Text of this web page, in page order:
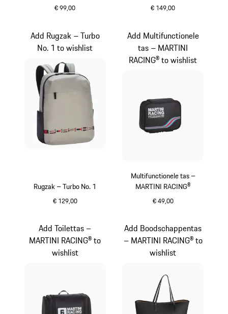
€ 99,00 € 149,00
Rugzak – Turbo No. 1
€ 129,00
Add Rugzak – Turbo
No. 1 to wishlist
Multifunctionele tas –
MARTINI RACING®
€ 49,00
Add Multifunctionele
tas – MARTINI
RACING® to wishlist
Add Toilettas –
MARTINI RACING® to
wishlist
Add Boodschappentas
– MARTINI RACING® to
wishlist